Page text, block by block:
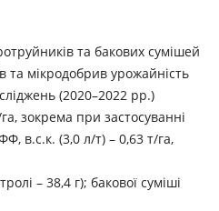
та бакових сумішей
та мікродобрив урожайність
(2020–2022 рр.)
зокрема при застосуванні
в.с.к. (3,0 л/т) – 0,63 т/га,
– 38,4 г); бакової суміші